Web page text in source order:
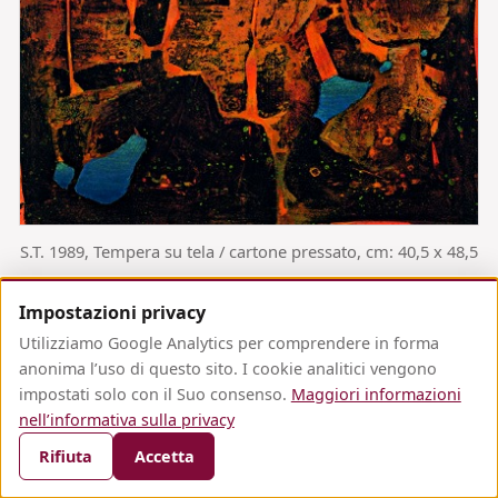
S.T. 1989, Tempera su tela / cartone pressato, cm: 40,5 x 48,5
CONTATTO DICHIARAZIONE SULLA PRIVACY DEI DATI
Impostazioni cookie
© Dominique Hagl · fritzhagl.com
Impostazioni privacy
Utilizziamo Google Analytics per comprendere in forma
anonima l’uso di questo sito. I cookie analitici vengono
impostati solo con il Suo consenso. Maggiori informazioni
nell’informativa sulla privacy
Rifiuta
Accetta